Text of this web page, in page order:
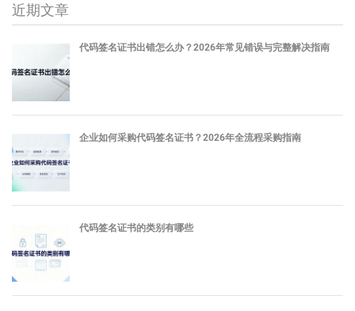
近期文章
代码签名证书出错怎么办？2026年常见错误与完整解决指南
企业如何采购代码签名证书？2026年全流程采购指南
代码签名证书的类别有哪些